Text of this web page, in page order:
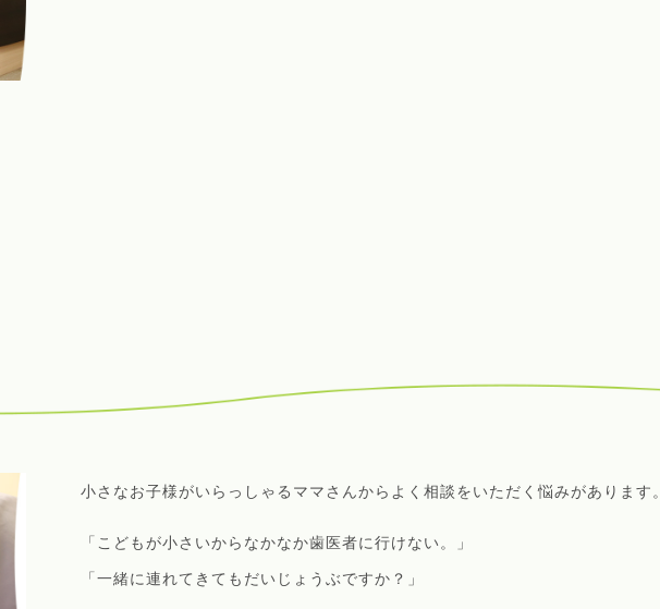
小さなお子様がいらっしゃるママさんからよく相談をいただく悩みがあります。
「こどもが小さいからなかなか歯医者に行けない。」
「一緒に連れてきてもだいじょうぶですか？」